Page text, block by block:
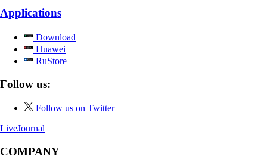
Applications
Download
Huawei
RuStore
Follow us:
Follow us on Twitter
LiveJournal
COMPANY